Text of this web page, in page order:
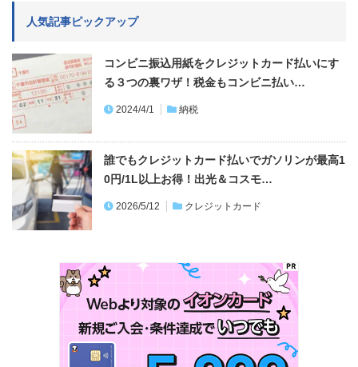
人気記事ピックアップ
コンビニ振込用紙をクレジットカード払いにす
る３つの裏ワザ！税金もコンビニ払い…
2024/4/1 納税
誰でもクレジットカード払いでガソリンが最高1
0円/1L以上お得！出光＆コスモ…
2026/5/12 クレジットカード